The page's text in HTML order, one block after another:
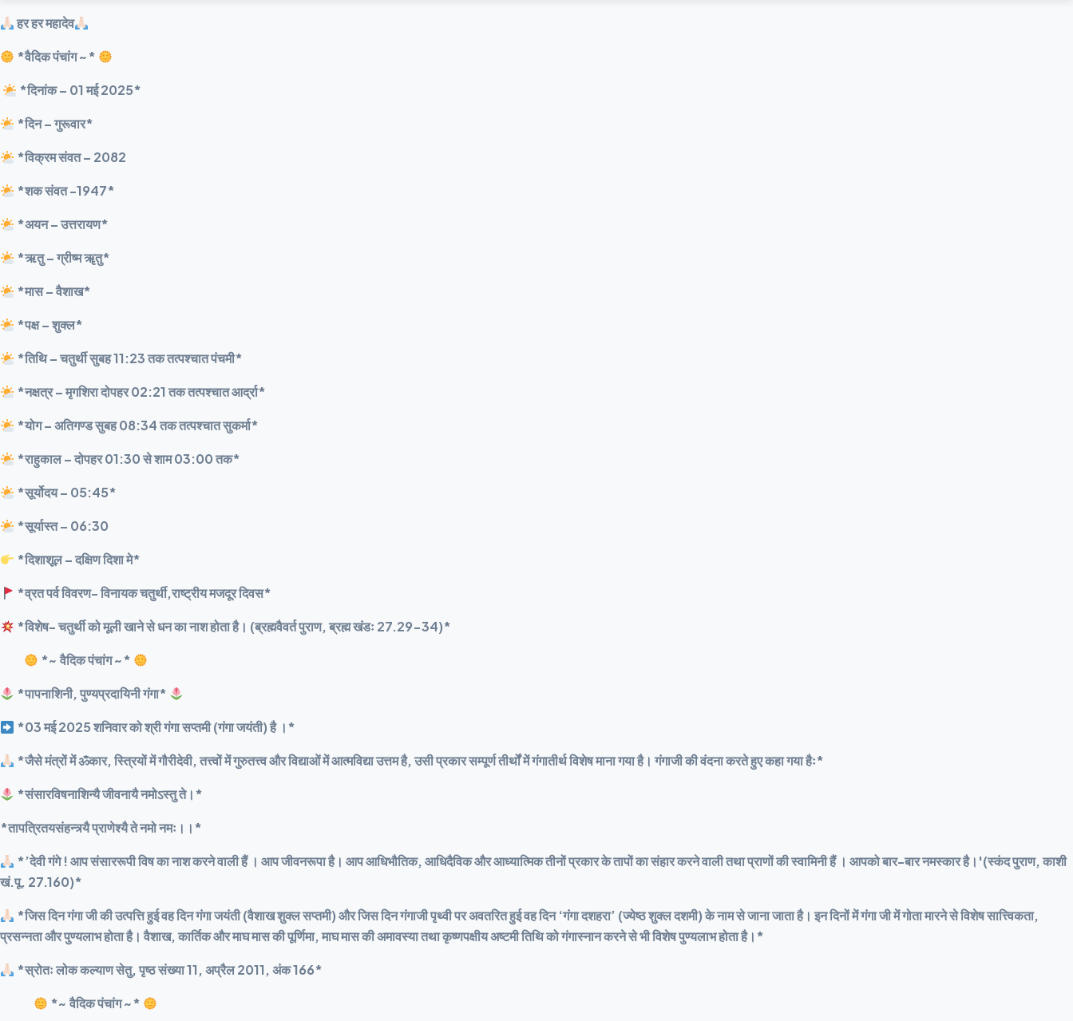
हर हर महादेव
*वैदिक पंचांग ~*
*दिनांक – 01 मई 2025*
*दिन – गुरूवार*
*विक्रम संवत – 2082
*शक संवत -1947*
*अयन – उत्तरायण*
*ऋतु – ग्रीष्म ॠतु*
*मास – वैशाख*
*पक्ष – शुक्ल*
*तिथि – चतुर्थी सुबह 11:23 तक तत्पश्चात पंचमी*
*नक्षत्र – मृगशिरा दोपहर 02:21 तक तत्पश्चात आर्द्रा*
*योग – अतिगण्ड सुबह 08:34 तक तत्पश्चात सुकर्मा*
*राहुकाल – दोपहर 01:30 से शाम 03:00 तक*
*सूर्योदय – 05:45*
*सूर्यास्त – 06:30
*दिशाशूल – दक्षिण दिशा मे*
*व्रत पर्व विवरण- विनायक चतुर्थी,राष्ट्रीय मजदूर दिवस*
*विशेष- चतुर्थी को मूली खाने से धन का नाश होता है। (ब्रह्मवैवर्त पुराण, ब्रह्म खंडः 27.29-34)*
*~ वैदिक पंचांग ~*
*पापनाशिनी, पुण्यप्रदायिनी गंगा*
*03 मई 2025 शनिवार को श्री गंगा सप्तमी (गंगा जयंती) है ।*
*जैसे मंत्रों में ॐकार, स्त्रियों में गौरीदेवी, तत्त्वों में गुरुतत्त्व और विद्याओं में आत्मविद्या उत्तम है, उसी प्रकार सम्पूर्ण तीर्थों में गंगातीर्थ विशेष माना गया है। गंगाजी की वंदना करते हुए कहा गया हैः*
*संसारविषनाशिन्यै जीवनायै नमोऽस्तु ते।*
*तापत्रितयसंहन्त्र्यै प्राणेश्यै ते नमो नमः।।*
*’देवी गंगे ! आप संसाररूपी विष का नाश करने वाली हैं । आप जीवनरूपा है। आप आधिभौतिक, आधिदैविक और आध्यात्मिक तीनों प्रकार के तापों का संहार करने वाली तथा प्राणों की स्वामिनी हैं । आपको बार-बार नमस्कार है।'(स्कंद पुराण, काशी
खं.पू. 27.160)*
*जिस दिन गंगा जी की उत्पत्ति हुई वह दिन गंगा जयंती (वैशाख शुक्ल सप्तमी) और जिस दिन गंगाजी पृथ्वी पर अवतरित हुई वह दिन ‘गंगा दशहरा’ (ज्येष्ठ शुक्ल दशमी) के नाम से जाना जाता है। इन दिनों में गंगा जी में गोता मारने से विशेष सात्त्विकता,
प्रसन्नता और पुण्यलाभ होता है। वैशाख, कार्तिक और माघ मास की पूर्णिमा, माघ मास की अमावस्या तथा कृष्णपक्षीय अष्टमी तिथि को गंगास्नान करने से भी विशेष पुण्यलाभ होता है।*
*स्रोतः लोक कल्याण सेतु, पृष्ठ संख्या 11, अप्रैल 2011, अंक 166*
*~ वैदिक पंचांग ~*